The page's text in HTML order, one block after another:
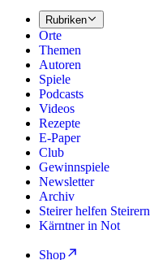
Rubriken
Orte
Themen
Autoren
Spiele
Podcasts
Videos
Rezepte
E-Paper
Club
Gewinnspiele
Newsletter
Archiv
Steirer helfen Steirern
Kärntner in Not
Shop